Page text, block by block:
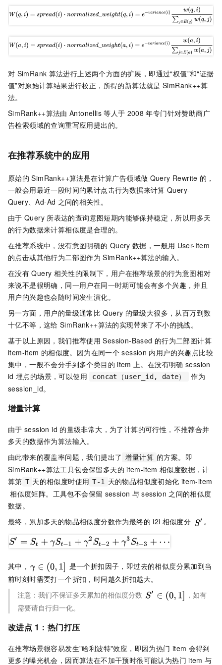
对 SimRank 算法进行上述两个方面的扩展，即通过“权值”和“证据
值”对原始计算结果进行校正，所得的新算法就是 SimRank++算
法。
SimRank++算法由 Antonellis 等人于 2008 年专门针对赞助商广
告检索领域的查询重写应用提出的。
在推荐系统中的应用
原始的 SimRank++算法是在计算广告领域做 Query Rewrite 的，
一般会用最近一段时间的累计点击行为数据来计算 Query-
Query、Ad-Ad 之间的相关性。
由于 Query 所表达的查询意图短期内能够保持稳定，所以用多天
的行为数据来计算相似度是合理的。
在推荐系统中，没有意图明确的 Query 数据，一般用 User-Item
的点击或其他行为二部图作为 SimRank++算法的输入。
在没有 Query 相关性的限制下，用户在推荐场景的行为意图相对
来说不是很明确，同一用户在同一时期可能会有多个兴趣，并且
用户的兴趣也会随时间发生演化。
另一方面，用户的量级通常比 Query 的量级大很多，从百万到数
十亿不等，这给 SimRank++算法的实现带来了不小的挑战。
基于以上原因，我们推荐使用 Session-Based 的行为二部图计算
item-item 的相似度。因为在同一个 session 内用户的兴趣点比较
集中，一般不会分手到多个类目的 item 上。在没有明确 session
id 埋点的场景，可以使用 concat（user_id, date）
作为
session_id。
增量计算
由于 session id 的量级非常大，为了计算的可行性，不推荐合并
多天的数据作为算法输入。
由此带来的覆盖率问题，我们提出了 增量计算 的方案。即
SimRank++算法工具包会保留多天的 item-item 相似度数据，计
算第 T 天的相似度时使用 T-1 天的物品相似度初始化 item-item
相似度矩阵。工具包不会保留 session 与 session 之间的相似度
数据。
最终，累加多天的物品相似度分数作为最终的 i2i 相似度分 。
其中，
是一个折扣因子，即过去的相似度分累加到当
前时刻时需要打一个折扣，时间越久折扣越大。
注意：我们不保证多天累加的相似度分数
，如有
需要请自行归一化。
改进点 1：热门打压
在推荐场景很容易发生"哈利波特"效应，即因为热门 item 会得到
更多的曝光机会，因而算法在不加干预时很可能认为热门 item 与